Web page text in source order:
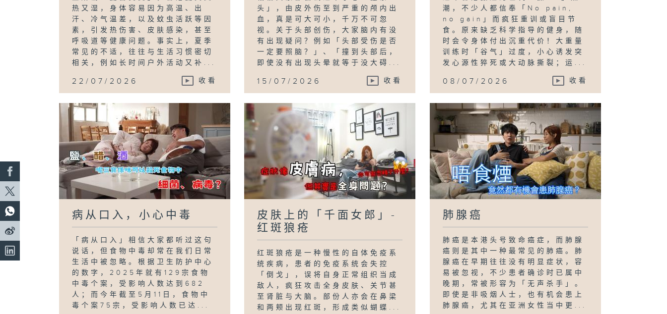
热又湿，身体容易因为高温、出
汗、冷气温差，以及蚊虫活跃等因
素，引发热伤害、皮肤感染，甚至
呼吸道等健康问题。事实上，夏季
常见的不适，往往与生活习惯密切
相关，例如长时间户外活动又补...
22/07/2026 收看
头」，由皮外伤至到严重的颅内出
血，真是可大可小，千万不可忽
视。关于头部创伤，大家脑内有没
有出现疑问？例如「头部受伤是否
一定要照脑？」、「撞到头部后，
即使没有出现头晕就等于没大碍...
15/07/2026 收看
潮，不少人都信奉「No pain,
no gain」而疯狂重训或盲目节
食。原来缺乏科学指导的健身，随
时会令身体付出沉重代价！大重量
训练时「谷气」过度，小心诱发突
发心源性猝死或大动脉撕裂；运...
08/07/2026 收看
病从口入，小心中毒
「病从口入」相信大家都听过这句
说话，但食物中毒却常在我们日常
生活中被忽略。根据卫生防护中心
的数字，2025年就有129宗食物
中毒个案，受影响人数达到682
人；而今年截至5月11日，食物中
毒个案75宗，受影响人数已达...
皮肤上的「千面女郎」-
红斑狼疮
红斑狼疮是一种慢性的自体免疫系
统疾病，患者的免疫系统会失控
「倒戈」，误将自身正常组织当成
敌人，疯狂攻击全身皮肤、关节甚
至肾脏与大脑。部份人亦会在鼻梁
和两颊出现红斑，形成类似蝴蝶...
肺腺癌
肺癌是本港头号致命癌症，而肺腺
癌则是其中一种最常见的肺癌。肺
腺癌在早期往往没有明显症状，容
易被忽视，不少患者确诊时已属中
晚期，常被形容为「无声杀手」。
即使是非吸烟人士，也有机会患上
肺腺癌，尤其在亚洲女性当中更...